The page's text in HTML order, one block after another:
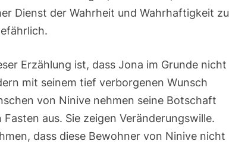
Dienst der Wahrheit und Wahrhaftigkeit zu
Erzählung ist, dass Jona im Grunde nicht
mit seinem tief verborgenen Wunsch
von Ninive nehmen seine Botschaft
aus. Sie zeigen Veränderungswille.
dass diese Bewohner von Ninive nicht